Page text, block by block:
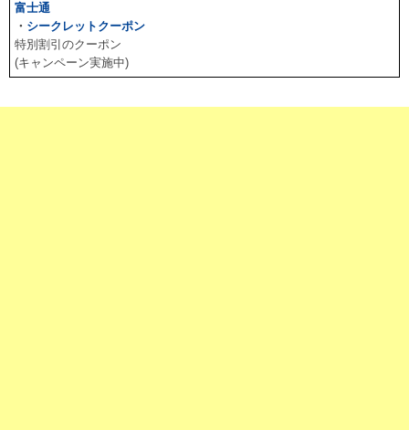
富士通
・ シークレットクーポン
特別割引のクーポン
(キャンペーン実施中)